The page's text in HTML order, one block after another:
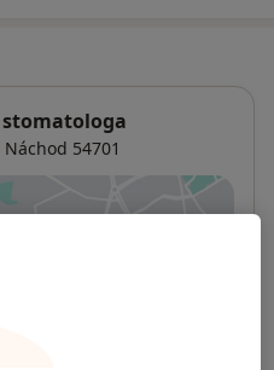
stomatologa
Náchod 54701
není aktivní